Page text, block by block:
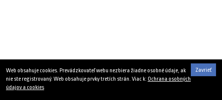
Zavrieť
Web obsahuje cookies. Prevádzkovateľ webu nezbiera žiadne osobné údaje, ak
nie ste registrovaný. Web obsahuje prvky tretích strán. Viac k: Ochrana osobných
údajov a cookies